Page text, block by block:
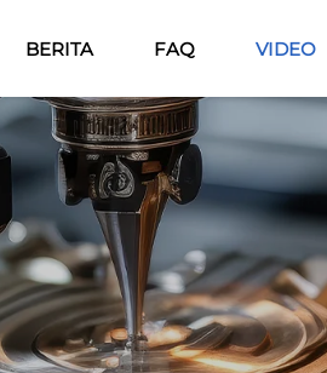
BERITA FAQ VIDEO